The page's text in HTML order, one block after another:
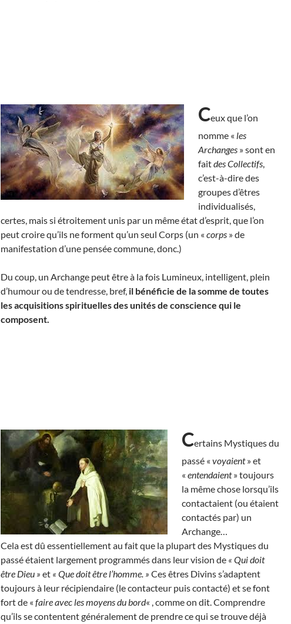
Ceux que l’on
nomme « les
Archanges » sont en
faitdes Collectifs,
c’est-à-dire des
groupes d’êtres
individualisés,
certes, mais si étroitement unis par un même état d’esprit, que l’on
peut croire qu’ils ne forment qu’un seul Corps (un « corps » de
manifestation d’une pensée commune, donc.)
Du coup, un Archange peut être à la fois Lumineux, intelligent, plein
d’humour ou de tendresse, bref, il bénéficie de la somme de toutes
les acquisitions spirituelles des unités de conscience qui le
composent.
Certains Mystiques du
passé « voyaient» et
« entendaient» toujours
la même chose lorsqu’ils
contactaient (ou étaient
contactés par) un
Archange…
Cela est dû essentiellement au fait que la plupart des Mystiques du
passé étaient largement programmés dans leur vision de « Qui doit
être Dieu » et « Que doit être l’homme. » Ces êtres Divins s’adaptent
toujours à leur récipiendaire (le contacteur puis contacté) et se font
fort de « faire avec les moyens du bord« , comme on dit. Comprendre
qu’ils se contentent généralement de prendre ce qui se trouve déjà